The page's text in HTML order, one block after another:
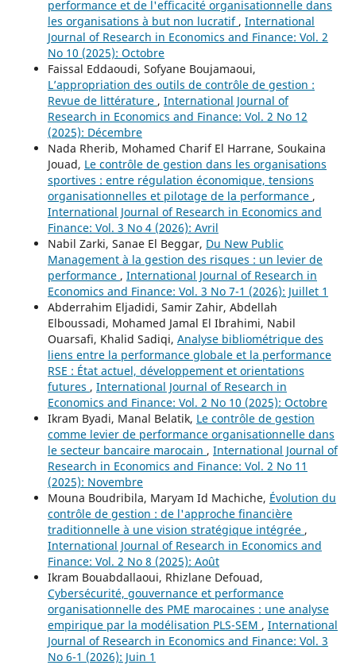
performance et de l'efficacité organisationnelle dans
les organisations à but non lucratif , International
Journal of Research in Economics and Finance: Vol. 2
No 10 (2025): Octobre
Faissal Eddaoudi, Sofyane Boujamaoui,
L’appropriation des outils de contrôle de gestion :
Revue de littérature , International Journal of
Research in Economics and Finance: Vol. 2 No 12
(2025): Décembre
Nada Rherib, Mohamed Charif El Harrane, Soukaina
Jouad, Le contrôle de gestion dans les organisations
sportives : entre régulation économique, tensions
organisationnelles et pilotage de la performance ,
International Journal of Research in Economics and
Finance: Vol. 3 No 4 (2026): Avril
Nabil Zarki, Sanae El Beggar, Du New Public
Management à la gestion des risques : un levier de
performance , International Journal of Research in
Economics and Finance: Vol. 3 No 7-1 (2026): Juillet 1
Abderrahim Eljadidi, Samir Zahir, Abdellah
Elboussadi, Mohamed Jamal El Ibrahimi, Nabil
Ouarsafi, Khalid Sadiqi, Analyse bibliométrique des
liens entre la performance globale et la performance
RSE : État actuel, développement et orientations
futures , International Journal of Research in
Economics and Finance: Vol. 2 No 10 (2025): Octobre
Ikram Byadi, Manal Belatik, Le contrôle de gestion
comme levier de performance organisationnelle dans
le secteur bancaire marocain , International Journal of
Research in Economics and Finance: Vol. 2 No 11
(2025): Novembre
Mouna Boudribila, Maryam Id Machiche, Évolution du
contrôle de gestion : de l'approche financière
traditionnelle à une vision stratégique intégrée ,
International Journal of Research in Economics and
Finance: Vol. 2 No 8 (2025): Août
Ikram Bouabdallaoui, Rhizlane Defouad,
Cybersécurité, gouvernance et performance
organisationnelle des PME marocaines : une analyse
empirique par la modélisation PLS-SEM , International
Journal of Research in Economics and Finance: Vol. 3
No 6-1 (2026): Juin 1